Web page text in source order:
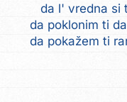
da l' vredna si
da poklonim ti